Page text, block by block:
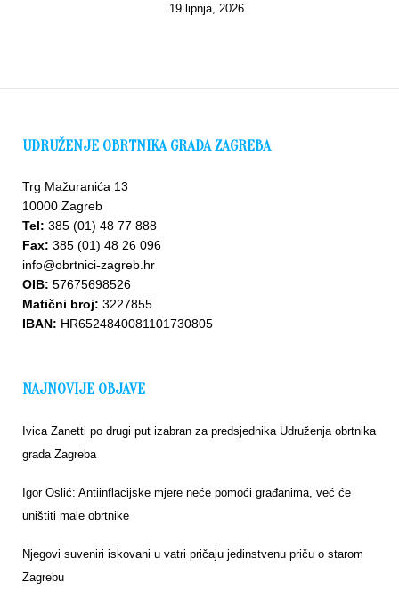
19 lipnja, 2026
UDRUŽENJE OBRTNIKA GRADA ZAGREBA
Trg Mažuranića 13
10000 Zagreb
Tel: 385 (01) 48 77 888
Fax: 385 (01) 48 26 096
info@obrtnici-zagreb.hr
OIB: 57675698526
Matični broj: 3227855
IBAN: HR6524840081101730805
NAJNOVIJE OBJAVE
Ivica Zanetti po drugi put izabran za predsjednika Udruženja obrtnika
grada Zagreba
Igor Oslić: Antiinflacijske mjere neće pomoći građanima, već će
uništiti male obrtnike
Njegovi suveniri iskovani u vatri pričaju jedinstvenu priču o starom
Zagrebu